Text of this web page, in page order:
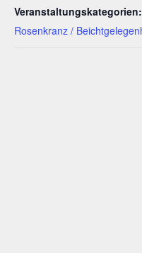
Veranstaltungskategorien:
Rosenkranz /